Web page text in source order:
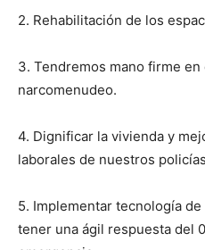
2. Rehabilitación de los
3. Tendremos mano firme en
narcomenudeo.
4. Dignificar la vivienda y
laborales de nuestros
5. Implementar tecnología
tener una ágil respuesta del